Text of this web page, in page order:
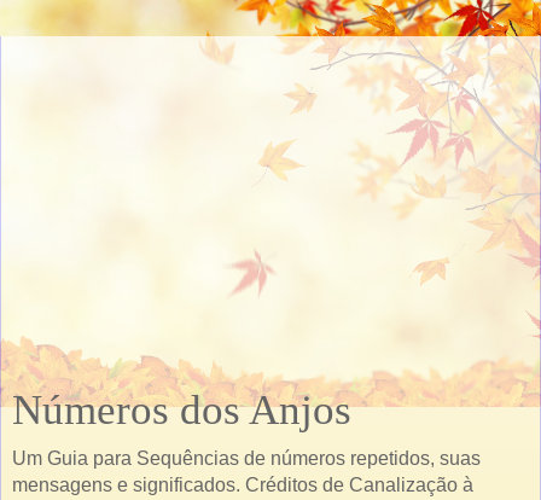
Números dos Anjos
Um Guia para Sequências de números repetidos, suas
mensagens e significados. Créditos de Canalização à